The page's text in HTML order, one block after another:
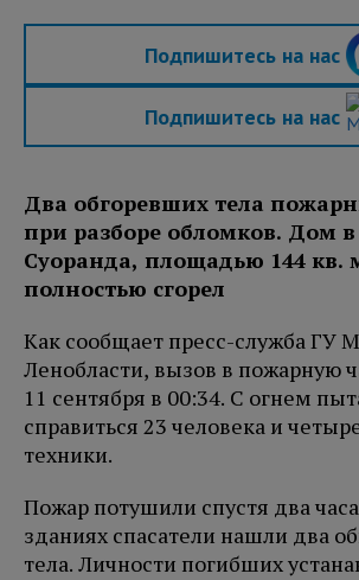
Подпишитесь на нас
Подпишитесь на нас
Два обгоревших тела
при разборе обломков. Дом
Суоранда, площадью 144 кв.
полностью сгорел
Как сообщает пресс-служба ГУ
Ленобласти, вызов в пожарную
11 сентября в 00:34. С огнем
справиться 23 человека и
техники.
Пожар потушили спустя два
зданиях спасатели нашли два
тела. Личности погибших